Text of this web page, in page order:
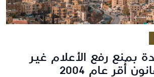
بمنع رفع الأعلام غير
أُقر عام 2004